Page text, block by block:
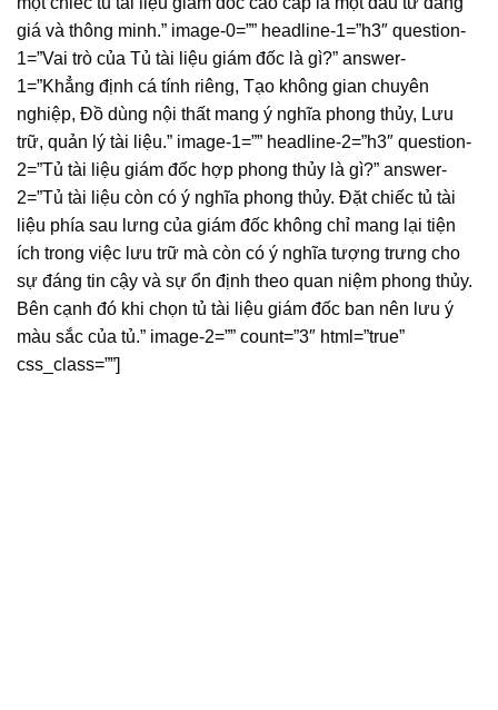
giá và thông minh.” image-0=”” headline-1=”h3″ question-
1=”Vai trò của Tủ tài liệu giám đốc là gì?” answer-
1=”Khẳng định cá tính riêng, Tạo không gian chuyên
nghiệp, Đồ dùng nội thất mang ý nghĩa phong thủy, Lưu
trữ, quản lý tài liệu.” image-1=”” headline-2=”h3″ question-
2=”Tủ tài liệu giám đốc hợp phong thủy là gì?” answer-
2=”Tủ tài liệu còn có ý nghĩa phong thủy. Đặt chiếc tủ tài
liệu phía sau lưng của giám đốc không chỉ mang lại tiện
ích trong việc lưu trữ mà còn có ý nghĩa tượng trưng cho
sự đáng tin cậy và sự ổn định theo quan niệm phong thủy.
Bên cạnh đó khi chọn tủ tài liệu giám đốc ban nên lưu ý
màu sắc của tủ.” image-2=”” count=”3″ html=”true”
css_class=””]